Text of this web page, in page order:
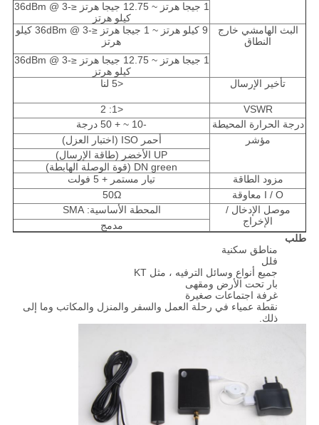
1 جيجا هرتز ~ 12.75 جيجا هرتز ≤-36dBm @ 3
كيلو هرتز
البث الهامشي خارج
النطاق
9 كيلو هرتز ~ 1 جيجا هرتز ≤-36dBm @ 3 كيلو
هرتز
1 جيجا هرتز ~ 12.75 جيجا هرتز ≤-36dBm @ 3
كيلو هرتز
تأخير الإرسال
<5 لنا
VSWR
<1: 2
درجة الحرارة المحيطة
-10 ~ + 50 درجة
مؤشر
أحمر ISO (اختبار العزل)
UP الأخضر (طاقة الإرسال)
DN green (قوة الوصلة الهابطة)
مزود الطاقة
تيار مستمر + 5 فولت
I / O معاوقة
50Ω
موصل الإدخال /
الإخراج
المحطة الأساسية: SMA
مدمج
طلب
مناطق سكنية
فلل
جميع أنواع وسائل الترفيه ، مثل KT
بار تحت الأرض ومقهى
غرفة اجتماعات صغيرة
نقطة عمياء في رحلة العمل والسفر والمنزل والمكاتب وما إلى
ذلك.